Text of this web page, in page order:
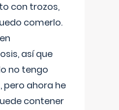
con trozos,
comerlo.
así que
no tengo
pero ahora he
contener